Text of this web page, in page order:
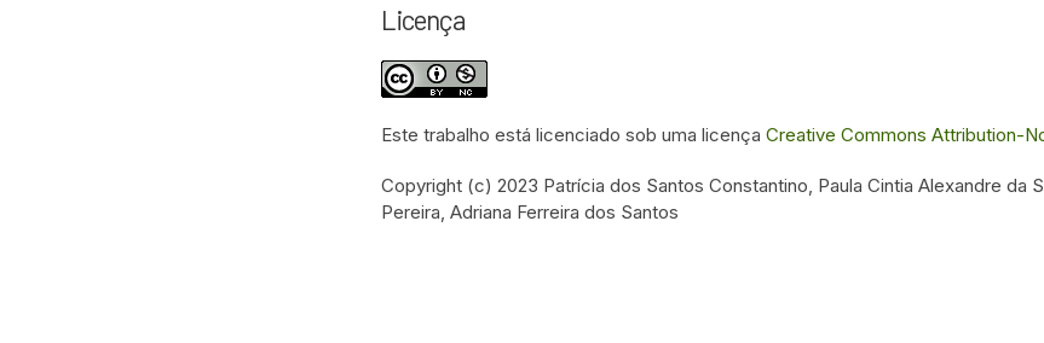
Licença
Este trabalho está licenciado sob uma licença Creative Commons Attribution-
Copyright (c) 2023 Patrícia dos Santos Constantino, Paula Cintia Alexandre da
Pereira, Adriana Ferreira dos Santos